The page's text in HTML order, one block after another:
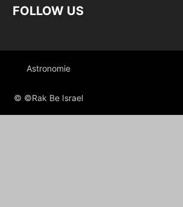
FOLLOW US
Astronomie
© ©Rak Be Israel